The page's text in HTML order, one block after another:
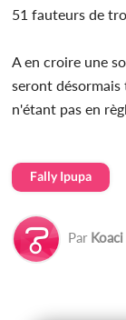
51 fauteurs de
A en croire une
seront
n'étant pas en
Fally Ipupa
Par Koaci